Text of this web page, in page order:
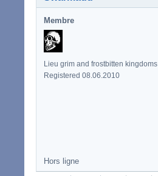
Membre
Lieu grim and frostbitten kingdoms
Registered 08.06.2010
Hors ligne